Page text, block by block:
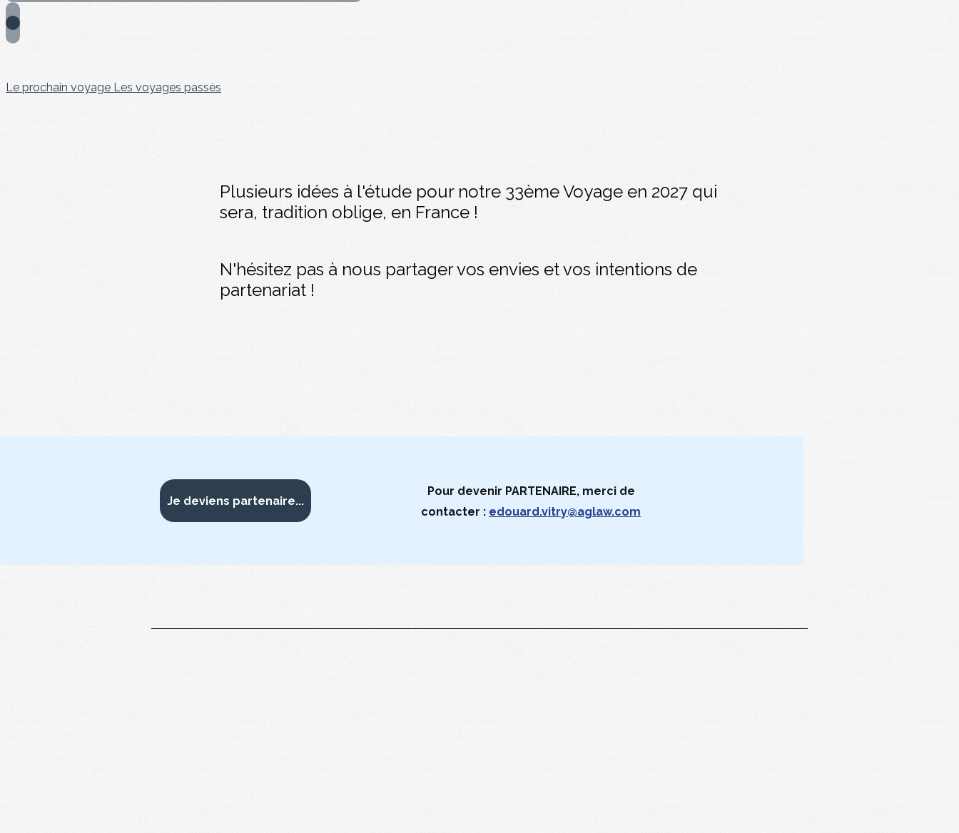
Le prochain voyage Les voyages passés
Plusieurs idées à l'étude pour notre 33ème Voyage en 2027 qui
sera, tradition oblige, en France !
N'hésitez pas à nous partager vos envies et vos intentions de
partenariat !
Je deviens partenaire...
Pour devenir PARTENAIRE, merci de
contacter : edouard.vitry@aglaw.com